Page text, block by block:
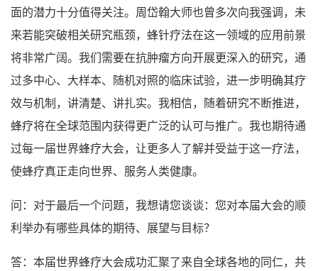
面的潜力十分值得关注。周岱翰大师也曾多次向我强调，未
来若能突破相关研究瓶颈，蜂针疗法在这一领域的应用前景
将非常广阔。我们需要在抗肿瘤方向开展更深入的研究，通
过多中心、大样本、随机对照的临床试验，进一步明确其疗
效与机制，讲清楚、讲扎实。我相信，随着研究不断推进，
蜂疗将在全球范围内获得更广泛的认可与推广。我也期待通
过每一届世界蜂疗大会，让更多人了解并受益于这一疗法，
使蜂疗真正走向世界、服务人类健康。
问：对于最后一个问题，我想请您谈谈：您对本届大会的顺
利举办有哪些具体的期待、展望与目标？
答：本届世界蜂疗大会成功汇聚了来自全球各地的同仁，共